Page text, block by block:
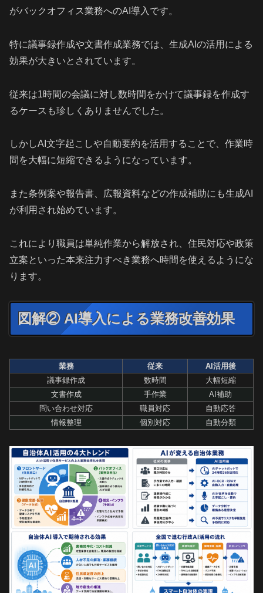
がバックオフィス業務へのAI導入です。
特に議事録作成や文書作成業務では、生成AIの活用による
効果が大きいとされています。
従来は1時間の会議に対し数時間をかけて議事録を作成す
るケースも珍しくありませんでした。
しかしAI文字起こしや自動要約を活用することで、作業時
間を大幅に短縮できるようになっています。
また条例案や報告書、広報資料などの作成補助にも生成AI
が利用され始めています。
これにより職員は単純作業から解放され、住民対応や政策
立案といった本来注力すべき業務へ時間を使えるようにな
ります。
図解② AI導入による業務改善効果
業務 従来
AI活用後
議事録作成
数時間
大幅短縮
文書作成
手作業
AI補助
問い合わせ対応
職員対応
自動応答
情報整理
個別対応 自動分類